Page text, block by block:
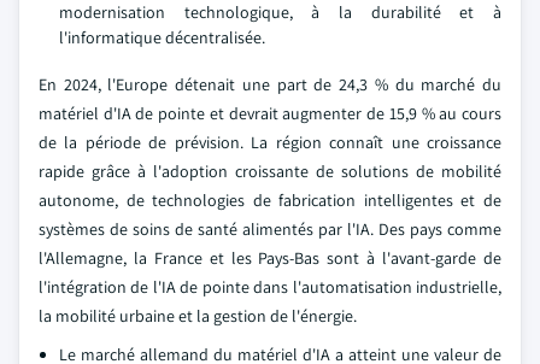
modernisation technologique, à la durabilité et à
l'informatique décentralisée.
En 2024, l'Europe détenait une part de 24,3 % du marché du
matériel d'IA de pointe et devrait augmenter de 15,9 % au cours
de la période de prévision. La région connaît une croissance
rapide grâce à l'adoption croissante de solutions de mobilité
autonome, de technologies de fabrication intelligentes et de
systèmes de soins de santé alimentés par l'IA. Des pays comme
l'Allemagne, la France et les Pays-Bas sont à l'avant-garde de
l'intégration de l'IA de pointe dans l'automatisation industrielle,
la mobilité urbaine et la gestion de l'énergie.
Le marché allemand du matériel d'IA a atteint une valeur de